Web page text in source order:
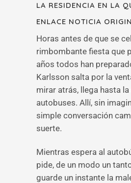
LA RESIDENCIA EN LA
ENLACE NOTICIA
Horas antes de que se
rimbombante fiesta que
años todos han
Karlsson salta por la
mirar atrás, llega hasta
autobuses. Allí, sin
simple conversación
suerte.
Mientras espera al
pide, de un modo un
guarde un instante la